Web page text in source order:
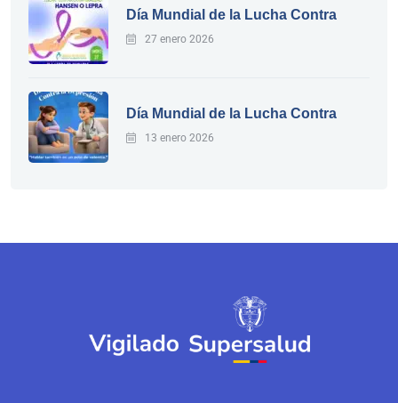
Día Mundial de la Lucha Contra
27 enero 2026
Día Mundial de la Lucha Contra
13 enero 2026